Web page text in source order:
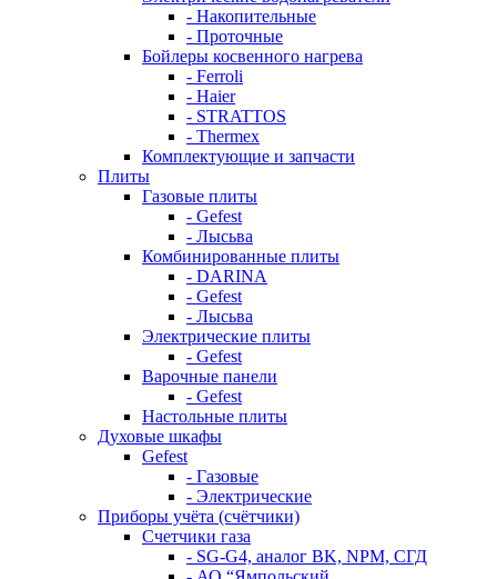
- Накопительные
- Проточные
Бойлеры косвенного нагрева
- Ferroli
- Haier
- STRATTOS
- Thermex
Комплектующие и запчасти
Плиты
Газовые плиты
- Gefest
- Лысьва
Комбинированные плиты
- DARINA
- Gefest
- Лысьва
Электрические плиты
- Gefest
Варочные панели
- Gefest
Настольные плиты
Духовые шкафы
Gefest
- Газовые
- Электрические
Приборы учёта (счётчики)
Счетчики газа
- SG-G4, аналог BK, NPM, СГД